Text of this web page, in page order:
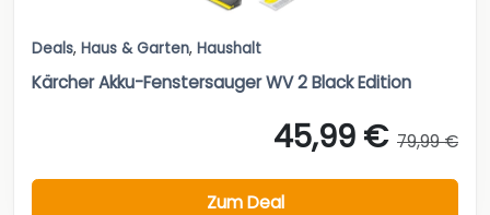
Deals, Haus & Garten, Haushalt
Kärcher Akku-Fenstersauger WV 2 Black Edition
45,99 € 79,99 €
Zum Deal